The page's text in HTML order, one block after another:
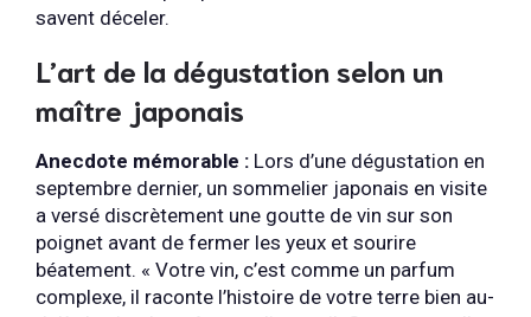
savent déceler.
L’art de la dégustation selon un
maître japonais
Anecdote mémorable : Lors d’une dégustation en
septembre dernier, un sommelier japonais en visite
a versé discrètement une goutte de vin sur son
poignet avant de fermer les yeux et sourire
béatement. « Votre vin, c’est comme un parfum
complexe, il raconte l’histoire de votre terre bien au-